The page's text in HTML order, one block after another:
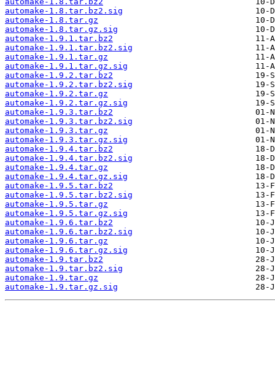
automake-1.8.tar.bz2.sig
automake-1.8.tar.gz
automake-1.8.tar.gz.sig
automake-1.9.1.tar.bz2
automake-1.9.1.tar.bz2.sig
automake-1.9.1.tar.gz
automake-1.9.1.tar.gz.sig
automake-1.9.2.tar.bz2
automake-1.9.2.tar.bz2.sig
automake-1.9.2.tar.gz
automake-1.9.2.tar.gz.sig
automake-1.9.3.tar.bz2
automake-1.9.3.tar.bz2.sig
automake-1.9.3.tar.gz
automake-1.9.3.tar.gz.sig
automake-1.9.4.tar.bz2
automake-1.9.4.tar.bz2.sig
automake-1.9.4.tar.gz
automake-1.9.4.tar.gz.sig
automake-1.9.5.tar.bz2
automake-1.9.5.tar.bz2.sig
automake-1.9.5.tar.gz
automake-1.9.5.tar.gz.sig
automake-1.9.6.tar.bz2
automake-1.9.6.tar.bz2.sig
automake-1.9.6.tar.gz
automake-1.9.6.tar.gz.sig
automake-1.9.tar.bz2
automake-1.9.tar.bz2.sig
automake-1.9.tar.gz
automake-1.9.tar.gz.sig